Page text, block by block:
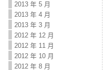
2013 年 5 月
2013 年 4 月
2013 年 3 月
2012 年 12 月
2012 年 11 月
2012 年 10 月
2012 年 8 月